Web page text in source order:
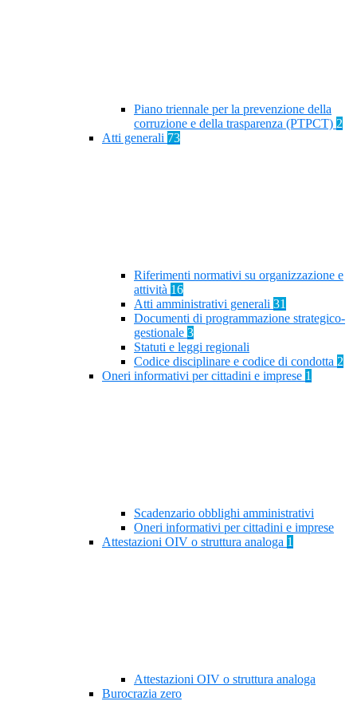
Piano triennale per la prevenzione della
corruzione e della trasparenza (PTPCT) 2
Atti generali 73
Riferimenti normativi su organizzazione e
attività 16
Atti amministrativi generali 31
Documenti di programmazione strategico-
gestionale 3
Statuti e leggi regionali
Codice disciplinare e codice di condotta 2
Oneri informativi per cittadini e imprese 1
Scadenzario obblighi amministrativi
Oneri informativi per cittadini e imprese
Attestazioni OIV o struttura analoga 1
Attestazioni OIV o struttura analoga
Burocrazia zero